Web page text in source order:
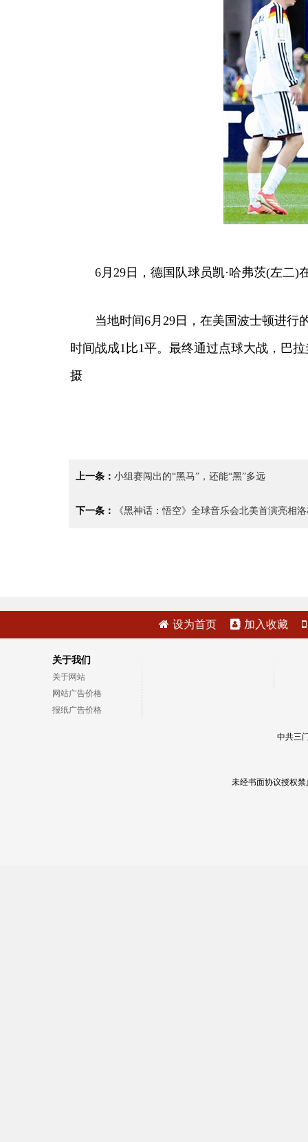
6月29日，德国队球员凯·哈弗茨(左二)
当地时间6月29日，在美国波士顿进行的
时间战成1比1平。最终通过点球大
摄
上一条： 小组赛闯出的“黑马”，还能“黑”多远
下一条： 《黑神话：悟空》全球音乐会北美首演亮相
设为首页 加入收藏
关于我们
关于网站
网站广告价格
报纸广告价格
中共三
未经书面协议授权